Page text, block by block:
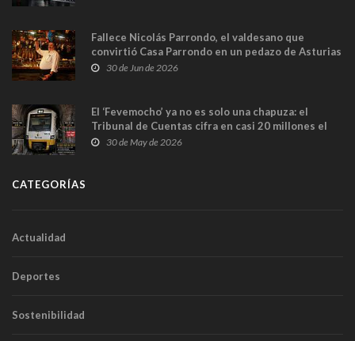
Fallece Nicolás Parrondo, el valdesano que
convirtió Casa Parrondo en un pedazo de Asturias
en Madrid
30 de Jun de 2026
El ‘Fevemocho’ ya no es solo una chapuza: el
Tribunal de Cuentas cifra en casi 20 millones el
sobrecoste de los trenes que no cabían por los
30 de May de 2026
CATEGORÍAS
Actualidad
Deportes
Sostenibilidad